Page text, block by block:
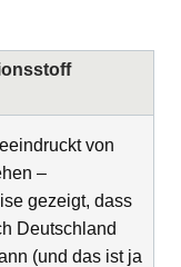
von
–
gezeigt, dass
Deutschland
(und das ist ja